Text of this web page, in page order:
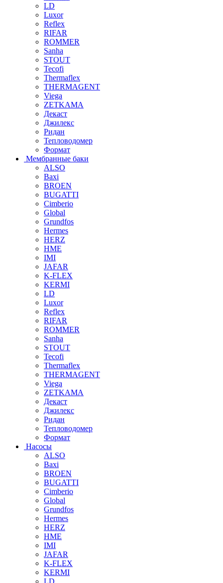
LD
Luxor
Reflex
RIFAR
ROMMER
Sanha
STOUT
Tecofi
Thermaflex
THERMAGENT
Viega
ZETKAMA
Декаст
Джилекс
Ридан
Тепловодомер
Формат
Мембранные баки
ALSO
Baxi
BROEN
BUGATTI
Cimberio
Global
Grundfos
Hermes
HERZ
HME
IMI
JAFAR
K-FLEX
KERMI
LD
Luxor
Reflex
RIFAR
ROMMER
Sanha
STOUT
Tecofi
Thermaflex
THERMAGENT
Viega
ZETKAMA
Декаст
Джилекс
Ридан
Тепловодомер
Формат
Насосы
ALSO
Baxi
BROEN
BUGATTI
Cimberio
Global
Grundfos
Hermes
HERZ
HME
IMI
JAFAR
K-FLEX
KERMI
LD